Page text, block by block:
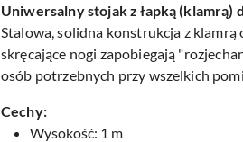
Uniwersalny stojak z łapką
Stalowa, solidna konstrukcja z
skręcające nogi zapobiegają
osób potrzebnych przy wszelkich
Cechy:
Wysokość: 1 m